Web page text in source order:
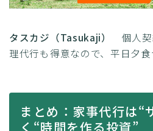
タスカジ（Tasukaji）
個人契
理代行も得意なので、平日夕食
まとめ：家事代行は“
く“時間を作る投資”